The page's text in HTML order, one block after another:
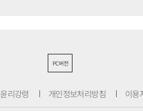
PC버전
윤리강령 개인정보처리방침 이용